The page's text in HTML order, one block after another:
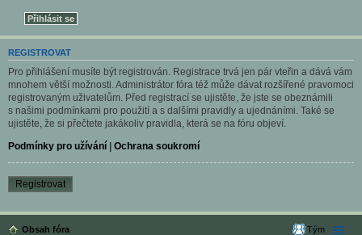
REGISTROVAT
Pro přihlášení musíte být registrován. Registrace trvá jen pár vteřin a dává vám
mnohem větší možnosti. Administrátor fóra též může dávat rozšířené pravomoci
registrovaným uživatelům. Před registrací se ujistěte, že jste se obeznámili
s našimi podmínkami pro použití a s dalšími pravidly a ujednáními. Také se
ujistěte, že si přečtete jakákoliv pravidla, která se na fóru objeví.
Podmínky pro užívání | Ochrana soukromí
Registrovat
Obsah fóra Tým